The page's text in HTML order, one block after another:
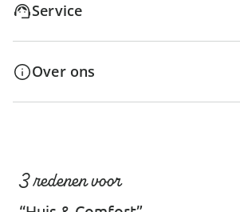
Service
Over ons
3 redenen voor